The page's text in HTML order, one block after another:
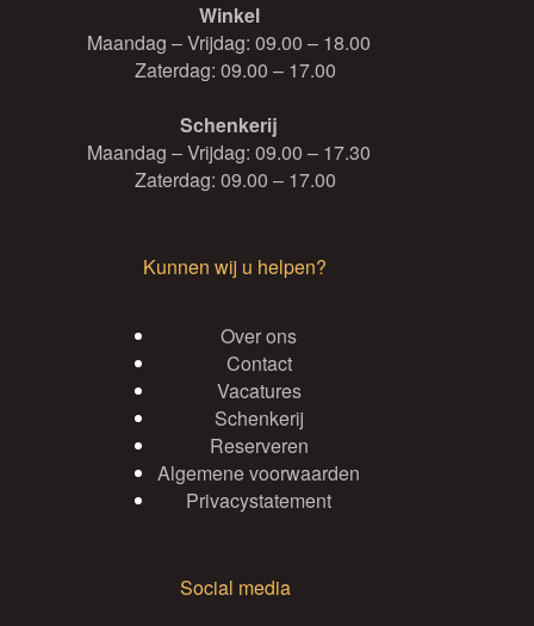
Winkel
Maandag – Vrijdag: 09.00 – 18.00
Zaterdag: 09.00 – 17.00
Schenkerij
Maandag – Vrijdag: 09.00 – 17.30
Zaterdag: 09.00 – 17.00
Kunnen wij u helpen?
Over ons
Contact
Vacatures
Schenkerij
Reserveren
Algemene voorwaarden
Privacystatement
Social media